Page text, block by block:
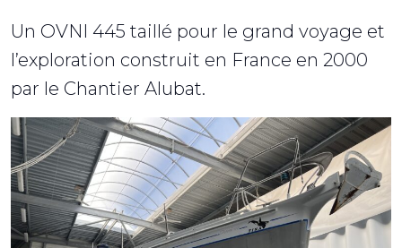
Un OVNI 445 taillé pour le grand voyage et
l’exploration construit en France en 2000
par le Chantier Alubat.